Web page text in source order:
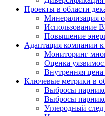
Проекты в области
Минерализация
Использование
Повышение
Адаптация компании
Мониторинг
Оценка
Внутренняя цена
Ключевые метрики в
Выбросы
Выбросы
Углеродный